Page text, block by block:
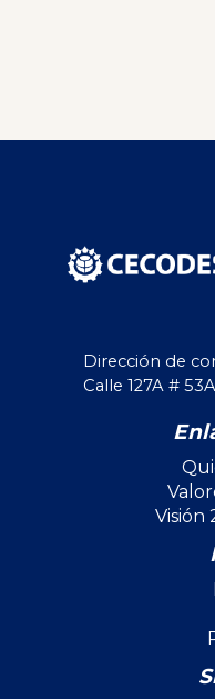
Dirección de
Calle 127A #
Visión